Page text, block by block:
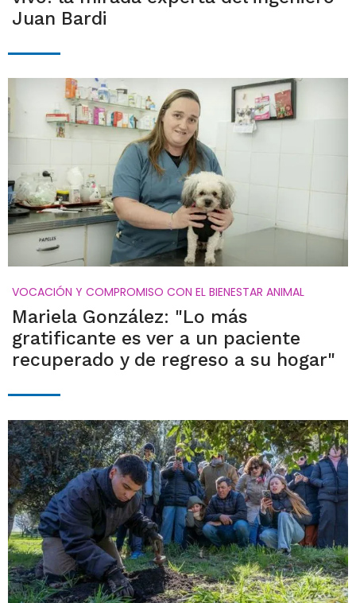
Juan Bardi
VOCACIÓN Y COMPROMISO CON EL BIENESTAR ANIMAL
Mariela González: "Lo más
gratificante es ver a un paciente
recuperado y de regreso a su hogar"